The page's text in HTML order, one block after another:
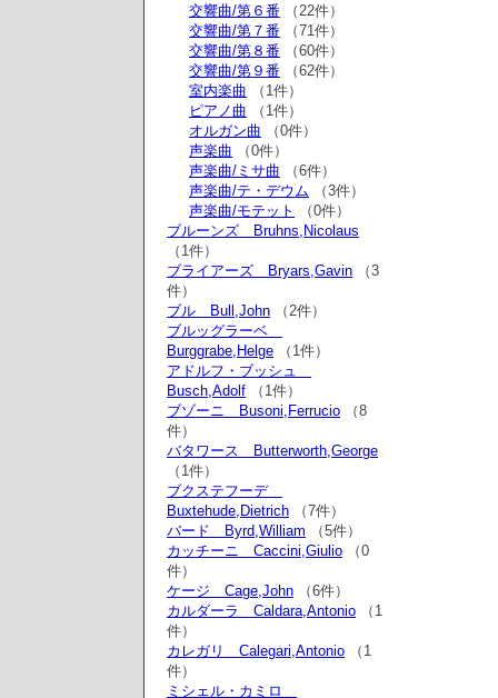
交響曲/第６番 （22件）
交響曲/第７番 （71件）
交響曲/第８番 （60件）
交響曲/第９番 （62件）
室内楽曲 （1件）
ピアノ曲 （1件）
オルガン曲 （0件）
声楽曲 （0件）
声楽曲/ミサ曲 （6件）
声楽曲/テ・デウム （3件）
声楽曲/モテット
（0件）
ブルーンズ Bruhns,Nicolaus
（1件）
ブライアーズ Bryars,Gavin （3
件）
ブル Bull,John （2件）
ブルッグラーベ
Burggrabe,Helge （1件）
アドルフ・ブッシュ
Busch,Adolf （1件）
ブゾーニ Busoni,Ferrucio （8
件）
バタワース Butterworth,George
（1件）
ブクステフーデ
Buxtehude,Dietrich （7件）
バード Byrd,William （5件）
カッチーニ Caccini,Giulio （0
件）
ケージ Cage,John （6件）
カルダーラ Caldara,Antonio （1
件）
カレガリ Calegari,Antonio （1
件）
ミシェル・カミロ